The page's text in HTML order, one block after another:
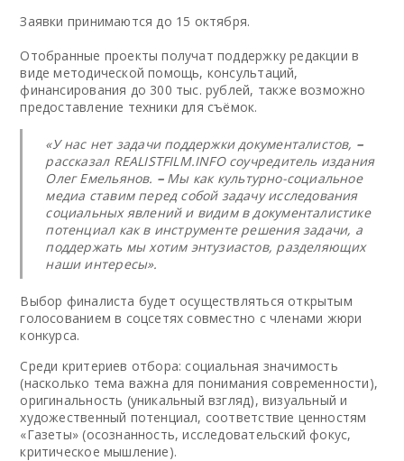
Заявки принимаются до 15 октября.
Отобранные проекты получат поддержку редакции в
виде методической помощь, консультаций,
финансирования до 300 тыс. рублей, также возможно
предоставление техники для съёмок.
«У нас нет задачи поддержки документалистов, –
рассказал REALISTFILM.INFO соучредитель издания
Олег Емельянов. –Мы как культурно-социальное
медиа ставим перед собой задачу исследования
социальных явлений и видим в документалистике
потенциал как в инструменте решения задачи, а
поддержать мы хотим энтузиастов, разделяющих
наши интересы».
Выбор финалиста будет осуществляться открытым
голосованием в соцсетях совместно с членами жюри
конкурса.
Среди критериев отбора: социальная значимость
(насколько тема важна для понимания современности),
оригинальность (уникальный взгляд), визуальный и
художественный потенциал, соответствие ценностям
«Газеты» (осознанность, исследовательский фокус,
критическое мышление).